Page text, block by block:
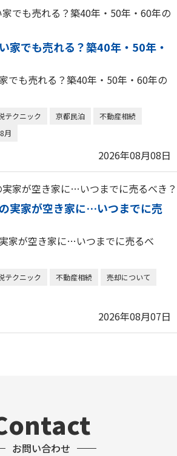
家でも売れる？築40年・50年・
でも売れる？築40年・50年・60年の
テクニック 京都民泊
不動産相続
月
2026年08月08日
実家が空き家に…いつまでに売
家が空き家に…いつまでに売るべ
テクニック 不動産相続
売却について
2026年08月07日
お問い合わせ